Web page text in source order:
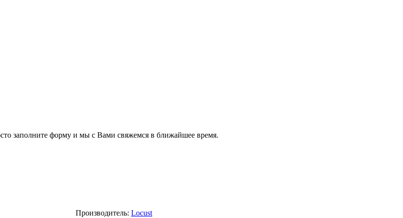
заполните форму и мы с Вами свяжемся в ближайшее время.
Производитель: Locust